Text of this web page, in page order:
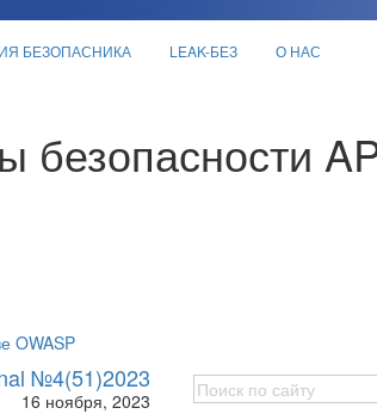
БЕЗОПАСНИКА LEAK-БЕЗ О НАС
безопасности
OWASP
№4(51)2023
16 ноября, 2023